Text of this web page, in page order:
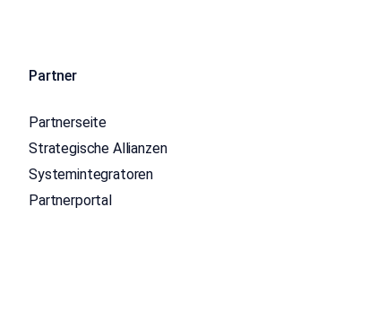
Partner
Partnerseite
Strategische Allianzen
Systemintegratoren
Partnerportal